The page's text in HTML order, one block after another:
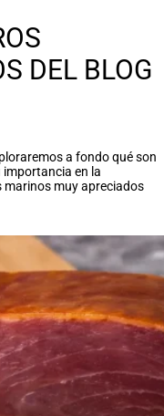
DEL BLOG
a fondo qué son
importancia en la
muy apreciados